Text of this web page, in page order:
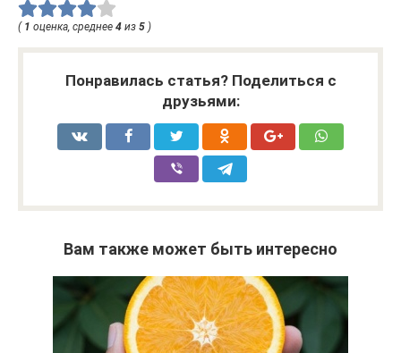
( 1 оценка, среднее 4 из 5 )
Понравилась статья? Поделиться с
друзьями:
Вам также может быть интересно